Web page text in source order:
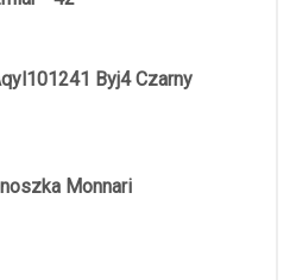
Byj4 Czarny
Monnari